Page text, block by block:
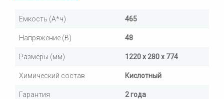
Емкость (А*ч) 465
Напряжение (В) 48
Размеры (мм) 1220 x 280 x 774
Химический состав Кислотный
Гарантия 2 года